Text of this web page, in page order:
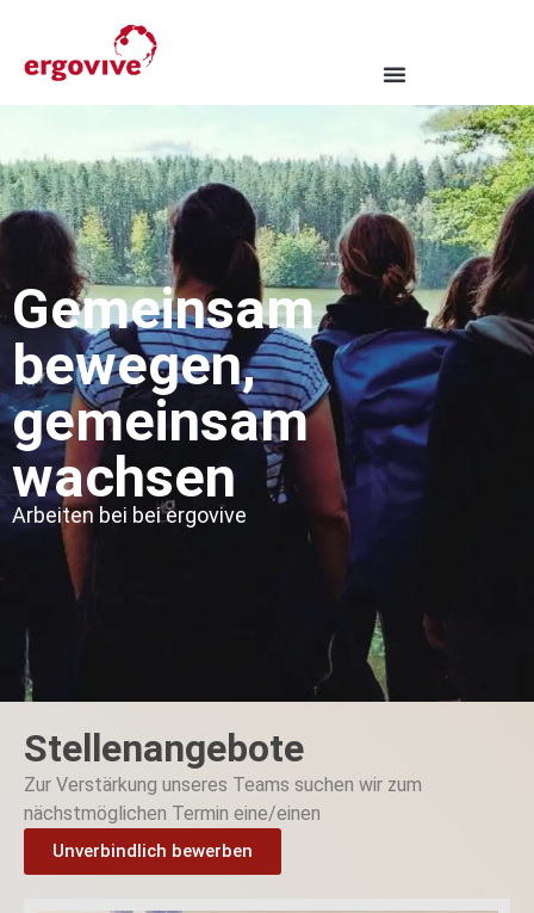
Gemeinsam
bewegen,
gemeinsam
wachsen
Arbeiten bei bei ergovive
Stellenangebote
Zur Verstärkung unseres Teams suchen wir zum
nächstmöglichen Termin eine/einen
Unverbindlich bewerben